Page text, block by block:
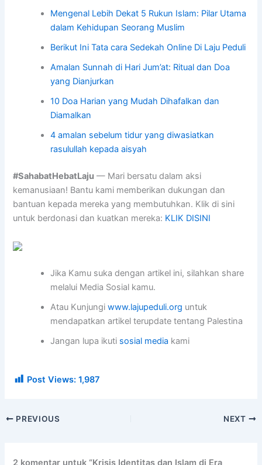
Mengenal Lebih Dekat 5 Rukun Islam: Pilar Utama
dalam Kehidupan Seorang Muslim
Berikut Ini Tata cara Sedekah Online Di Laju Peduli
Amalan Sunnah di Hari Jum’at: Ritual dan Doa
yang Dianjurkan
10 Doa Harian yang Mudah Dihafalkan dan
Diamalkan
4 amalan sebelum tidur yang diwasiatkan
rasulullah kepada aisyah
#SahabatHebatLaju — Mari bersatu dalam aksi
kemanusiaan! Bantu kami memberikan dukungan dan
bantuan kepada mereka yang membutuhkan. Klik di sini
untuk berdonasi dan kuatkan mereka: KLIK DISINI
Jika Kamu suka dengan artikel ini, silahkan share
melalui Media Sosial kamu.
Atau Kunjungiwww.lajupeduli.org untuk
mendapatkan artikel terupdate tentang Palestina
Jangan lupa ikuti sosial media kami
Post Views: 1,987
PREVIOUS NEXT
2 komentar untuk “Krisis Identitas dan Islam di Era